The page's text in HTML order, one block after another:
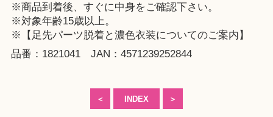
※商品到着後、すぐに中身をご確認下さい。
※対象年齢15歳以上。
※【足先パーツ脱着と濃色衣装についてのご案内】
品番：1821041 JAN：4571239252844
＜ INDEX ＞